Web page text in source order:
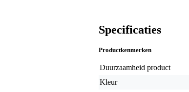
Specificaties
Productkenmerken
Duurzaamheid product
Kleur